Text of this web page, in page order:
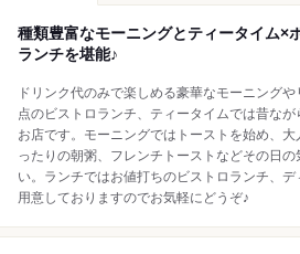
種類豊富なモーニングとティータイム×
ランチを堪能♪
ドリンク代のみで楽しめる豪華なモーニング
点のビストロランチ、ティータイムでは昔な
お店です。モーニングではトーストを始め、
ったりの朝粥、フレンチトーストなどその日
い。ランチではお値打ちのビストロランチ、
用意しておりますのでお気軽にどうぞ♪